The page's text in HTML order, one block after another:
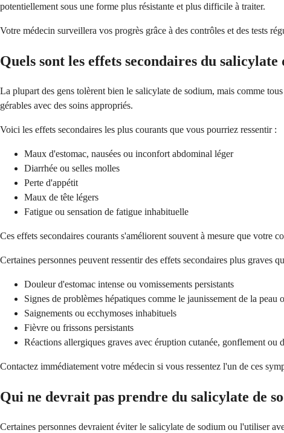
potentiellement sous une forme plus résistante et plus difficile à traiter.
Votre médecin surveillera vos progrès grâce à des contrôles et des tests
Quels sont les effets secondaires du salicylate
La plupart des gens tolèrent bien le salicylate de sodium, mais comme
gérables avec des soins appropriés.
Voici les effets secondaires les plus courants que vous pourriez ressentir :
Maux d'estomac, nausées ou inconfort abdominal léger
Diarrhée ou selles molles
Perte d'appétit
Maux de tête légers
Fatigue ou sensation de fatigue inhabituelle
Ces effets secondaires courants s'améliorent souvent à mesure que votre
Certaines personnes peuvent ressentir des effets secondaires plus
Douleur d'estomac intense ou vomissements persistants
Signes de problèmes hépatiques comme le jaunissement de la peau
Saignements ou ecchymoses inhabituels
Fièvre ou frissons persistants
Réactions allergiques graves avec éruption cutanée, gonflement ou
Contactez immédiatement votre médecin si vous ressentez l'un de ces
Qui ne devrait pas prendre du salicylate de
Certaines personnes devraient éviter le salicylate de sodium ou l'utiliser